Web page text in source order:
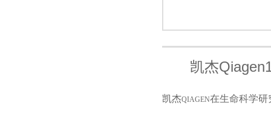
凯杰
凯杰QIAGEN在生命科学研